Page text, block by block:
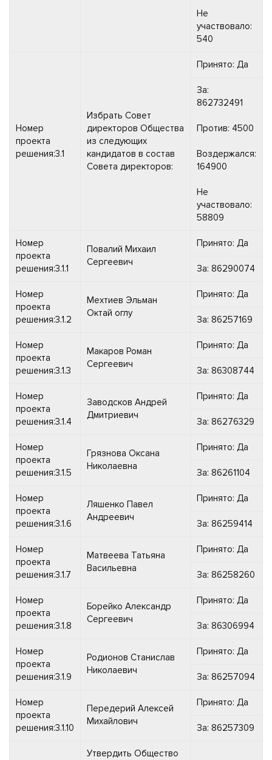
Не
участвовало:
540
Номер
проекта
решения:3.1
Избрать Совет
директоров Общества
из следующих
кандидатов в состав
Совета директоров:
Принято: Да
За:
862732491
Против: 4500
Воздержался:
164900
Не
участвовало:
58809
Номер
проекта
решения:3.1.1
Повалий Михаил
Сергеевич
Принято: Да
За: 86290074
Номер
проекта
решения:3.1.2
Мехтиев Эльман
Октай оглу
Принято: Да
За: 86257169
Номер
проекта
решения:3.1.3
Макаров Роман
Сергеевич
Принято: Да
За: 86308744
Номер
проекта
решения:3.1.4
Заводсков Андрей
Дмитриевич
Принято: Да
За: 86276329
Номер
проекта
решения:3.1.5
Грязнова Оксана
Николаевна
Принято: Да
За: 86261104
Номер
проекта
решения:3.1.6
Ляшенко Павел
Андреевич
Принято: Да
За: 86259414
Номер
проекта
решения:3.1.7
Матвеева Татьяна
Васильевна
Принято: Да
За: 86258260
Номер
проекта
решения:3.1.8
Борейко Александр
Сергеевич
Принято: Да
За: 86306994
Номер
проекта
решения:3.1.9
Родионов Станислав
Николаевич
Принято: Да
За: 86257094
Номер
проекта
решения:3.1.10
Передерий Алексей
Михайлович
Принято: Да
За: 86257309
Утвердить Общество